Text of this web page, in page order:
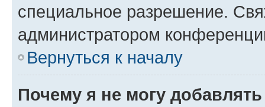
специальное разрешение.
администратором
Вернуться к началу
Почему я не могу